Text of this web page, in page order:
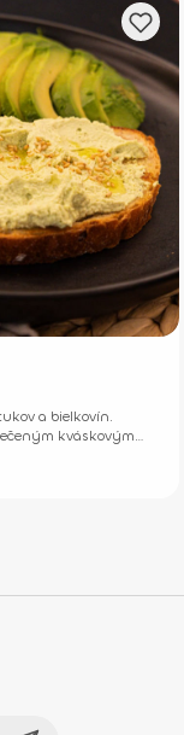
a bielkovín.
kváskovým